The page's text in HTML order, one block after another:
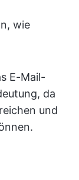
wie
E-Mail-
da
und